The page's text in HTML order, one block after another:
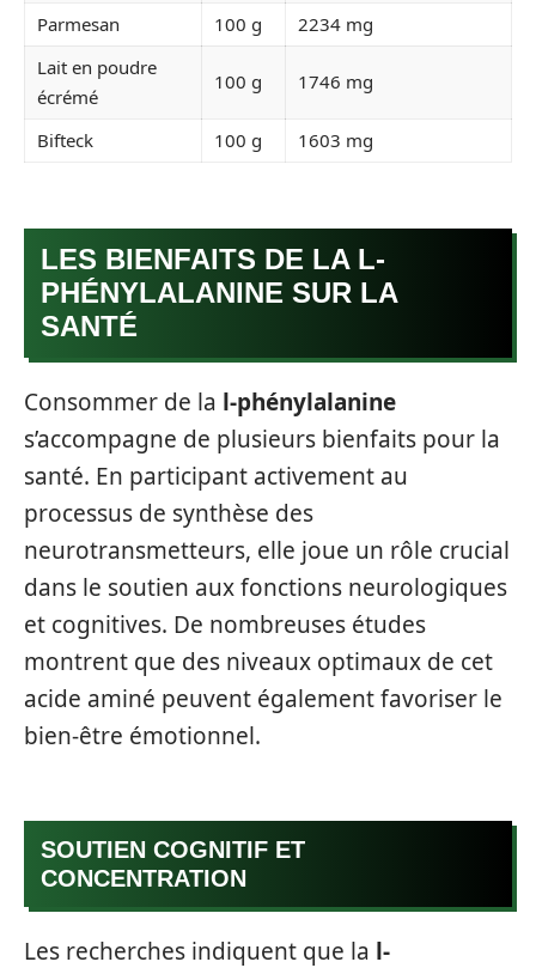
Parmesan
100 g
2234 mg
Lait en poudre
écrémé
100 g 1746 mg
Bifteck 100 g 1603 mg
LES BIENFAITS DE LA L-
PHÉNYLALANINE SUR LA
SANTÉ
Consommer de la l-phénylalanine
s’accompagne de plusieurs bienfaits pour la
santé. En participant activement au
processus de synthèse des
neurotransmetteurs, elle joue un rôle crucial
dans le soutien aux fonctions neurologiques
et cognitives. De nombreuses études
montrent que des niveaux optimaux de cet
acide aminé peuvent également favoriser le
bien-être émotionnel.
SOUTIEN COGNITIF ET
CONCENTRATION
Les recherches indiquent que la l-